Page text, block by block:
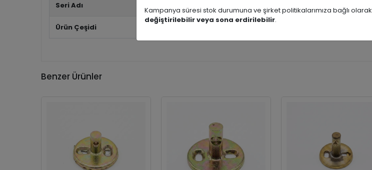
Seri Adı
Ürün Çeşidi
Benzer Ürünler
Kampanya süresi stok durumuna ve şirket politikalarımıza bağlı olarak
değiştirilebilir veya sona erdirilebilir.